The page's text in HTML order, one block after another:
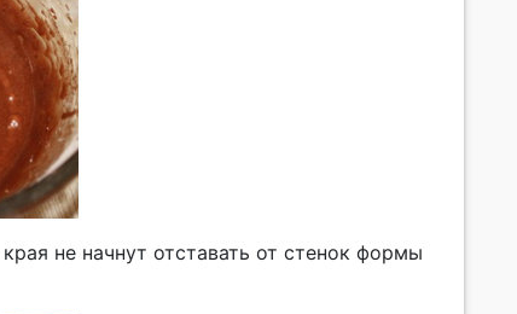
не начнут отставать от стенок формы